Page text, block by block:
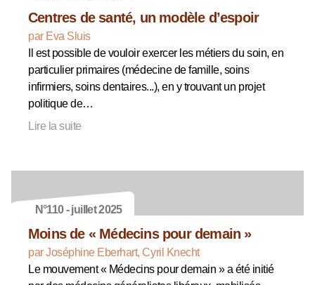
Centres de santé, un modèle d’espoir
par Eva Sluis
Il est possible de vouloir exercer les métiers du soin, en
particulier primaires (médecine de famille, soins
infirmiers, soins dentaires...), en y trouvant un projet
politique de…
Lire la suite
N°110 - juillet 2025
Moins de « Médecins pour demain »
par Joséphine Eberhart, Cyril Knecht
Le mouvement « Médecins pour demain » a été initié